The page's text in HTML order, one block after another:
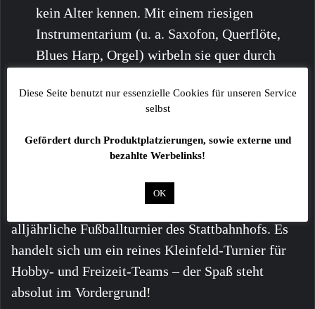
kein Alter kennen. Mit einem riesigen
Instrumentarium (u. a. Saxofon, Querflöte,
Blues Harp, Orgel) wirbeln sie quer durch
Hobby-Kicker aufgepasst:
Anmeldung zum Stattbahnhof Cup
Samstag, den 25.07., steigt auf dem Gelände
der DJK Schweinfurt wieder das traditionelle,
alljährliche Fußballturnier des Stattbahnhofs. Es
handelt sich um ein reines Kleinfeld-Turnier für
Hobby- und Freizeit-Teams – der Spaß steht
absolut im Vordergrund!
Diese Seite benutzt nur essenzielle Cookies für unseren Service
selbst
Gefördert durch Produktplatzierungen, sowie externe und
bezahlte Werbelinks!
OK